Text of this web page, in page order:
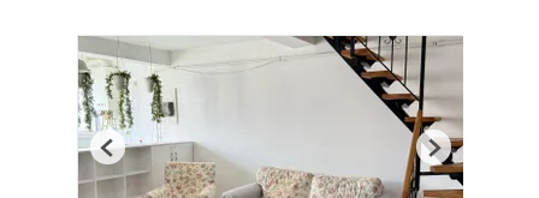
Previous Next